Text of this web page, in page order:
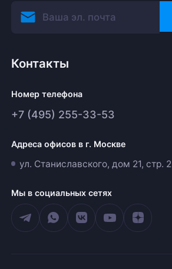
Контакты
Номер телефона
+7 (495) 255-33-53
Адреса офисов в г. Москве
ул. Станиславского, дом 21, стр. 2
Мы в социальных сетях